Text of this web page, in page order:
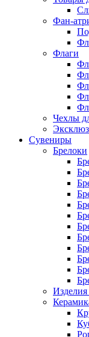
Фан-
Флаги
Чехлы
Сувениры
Брелоки